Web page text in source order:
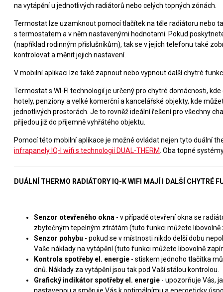
na vytápění u jednotlivých radiátorů nebo celých topných zónách.
Termostat lze uzamknout pomocí tlačítek na těle radiátoru nebo
s termostatem a v něm nastavenými hodnotami. Pokud
(například rodinným příslušníkům), tak se v jejich telefonu také
kontrolovat a měnit jejich nastavení.
V mobilní aplikaci lze také zapnout nebo vypnout další chytré
Termostat s WI-FI technologií je určený pro chytré domácnosti,
hotely, penziony a velké komerční a kancelářské objekty, kde
jednotlivých prostorách. Je to rovněž ideální řešení pro všechny
přijedou již do příjemně vyhřátého objektu.
Pomocí této mobilní aplikace je možné ovládat nejen tyto duální
infrapanely IQ-I wifi s technologií DUAL-THERM . Oba topné
DUÁLNÍ THERMO RADIÁTORY IQ-K WIFI MAJÍ I DALŠÍ CHYTRÉ
Senzor otevřeného okna - v případě otevření okna se
zbytečným tepelným ztrátám (tuto funkci můžete libovolně
Senzor pohybu - pokud se v místnosti nikdo delší dobu
Vaše náklady na vytápění (tuto funkci můžete libovolně
Kontrola spotřeby el. energie - stiskem jednoho tlačítka
dnů. Náklady za vytápění jsou tak pod Vaší stálou kontrolou.
Grafický indikátor spotřeby el. energie - upozorňuje Vás,